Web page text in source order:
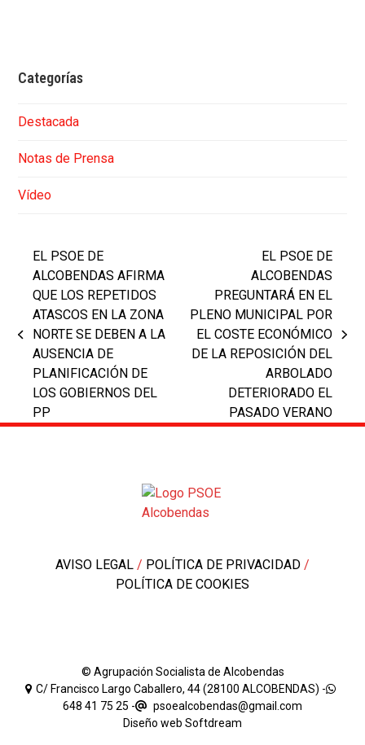
Categorías
Destacada
Notas de Prensa
Vídeo
previous
post:
EL PSOE DE
ALCOBENDAS AFIRMA
QUE LOS REPETIDOS
ATASCOS EN LA ZONA
NORTE SE DEBEN A LA
AUSENCIA DE
PLANIFICACIÓN DE
LOS GOBIERNOS DEL
PP
next
post:
EL PSOE DE
ALCOBENDAS
PREGUNTARÁ EN EL
PLENO MUNICIPAL POR
EL COSTE ECONÓMICO
DE LA REPOSICIÓN DEL
ARBOLADO
DETERIORADO EL
PASADO VERANO
AVISO LEGAL / POLÍTICA DE PRIVACIDAD /
POLÍTICA DE COOKIES
© Agrupación Socialista de Alcobendas
C/ Francisco Largo Caballero, 44 (28100 ALCOBENDAS) -
648 41 75 25 -
psoealcobendas@gmail.com
Diseño web Softdream